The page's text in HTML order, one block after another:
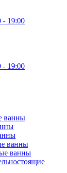
- 19:00
- 19:00
ванны
ванны
ванны